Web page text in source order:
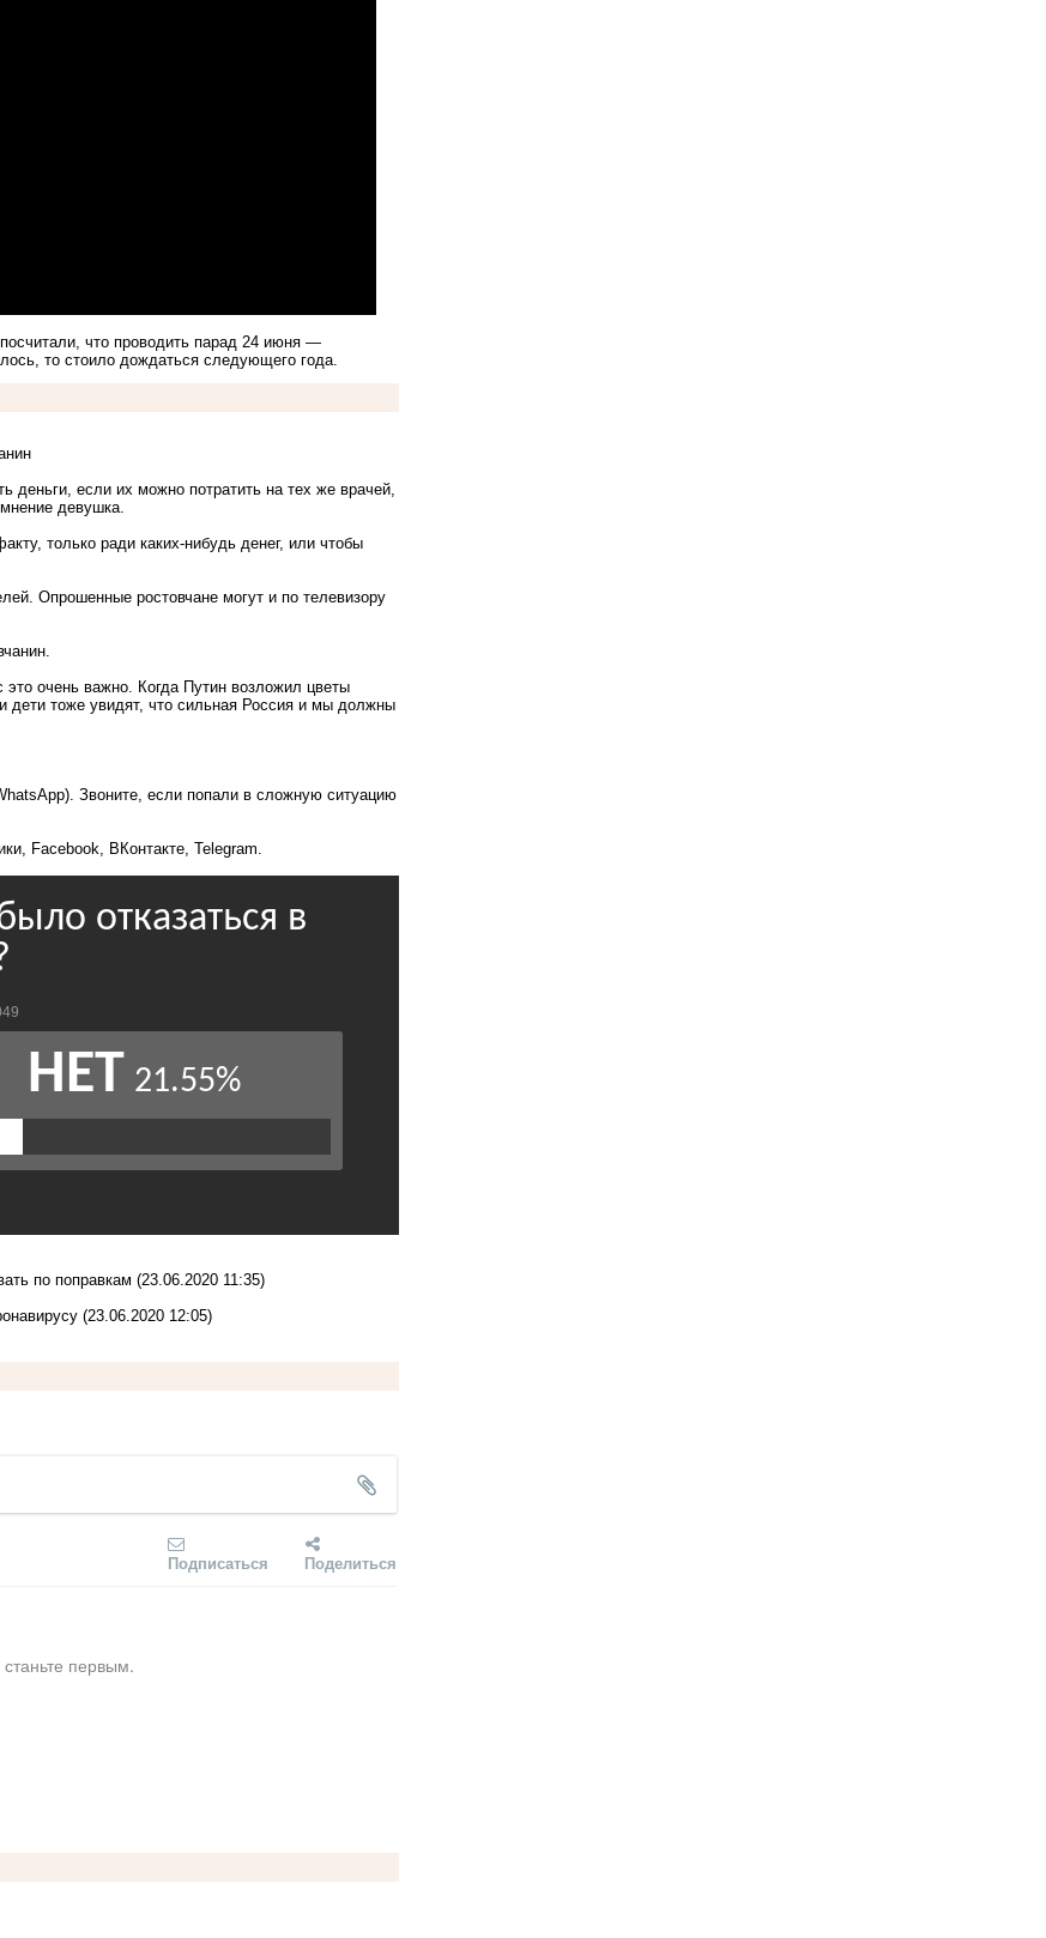
что проводить парад 24 июня —
то стоило дождаться следующего года.
деньги, если их можно потратить на тех же врачей,
девушка.
только ради каких-нибудь денег, или чтобы
Опрошенные ростовчане могут и по телевизору
очень важно. Когда Путин возложил цветы
тоже увидят, что сильная Россия и мы должны
Звоните, если попали в сложную ситуацию
, Facebook, ВКонтакте, Telegram.
по поправкам (23.06.2020 11:35)
(23.06.2020 12:05)
Подписаться Поделиться
первым.